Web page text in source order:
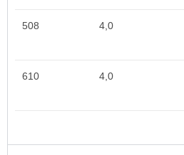
508 4,0
610 4,0